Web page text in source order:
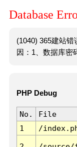
Database
(1040) 365建站
因：1、数据库密
PHP Debug
No. File
1
/